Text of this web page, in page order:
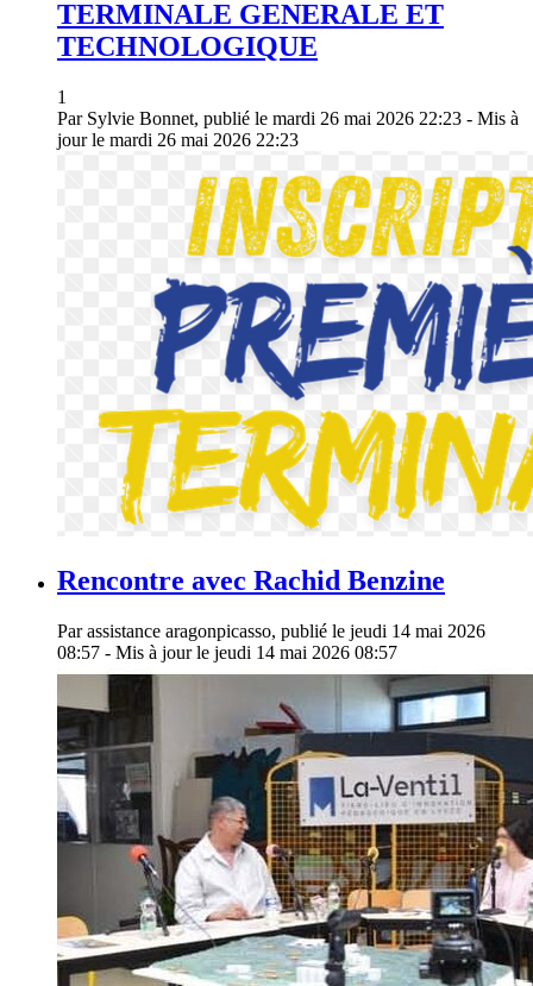
TERMINALE GENERALE ET
TECHNOLOGIQUE
1
Par Sylvie Bonnet, publié le mardi 26 mai 2026 22:23 - Mis à
jour le mardi 26 mai 2026 22:23
Rencontre avec Rachid Benzine
Par assistance aragonpicasso, publié le jeudi 14 mai 2026
08:57 - Mis à jour le jeudi 14 mai 2026 08:57